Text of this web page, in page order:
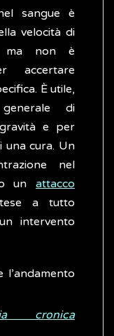
sangue è
velocità di
non è
accertare
È utile,
di
gravità e per
una cura. Un
nel
un attacco
a tutto
intervento
l’andamento
cronica